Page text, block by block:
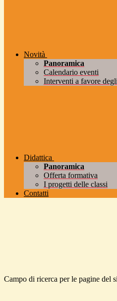
Novità
Panoramica
Calendario eventi
Interventi a favore
Didattica
Panoramica
Offerta formativa
I progetti delle classi
Contatti
Campo di ricerca per le pagine del